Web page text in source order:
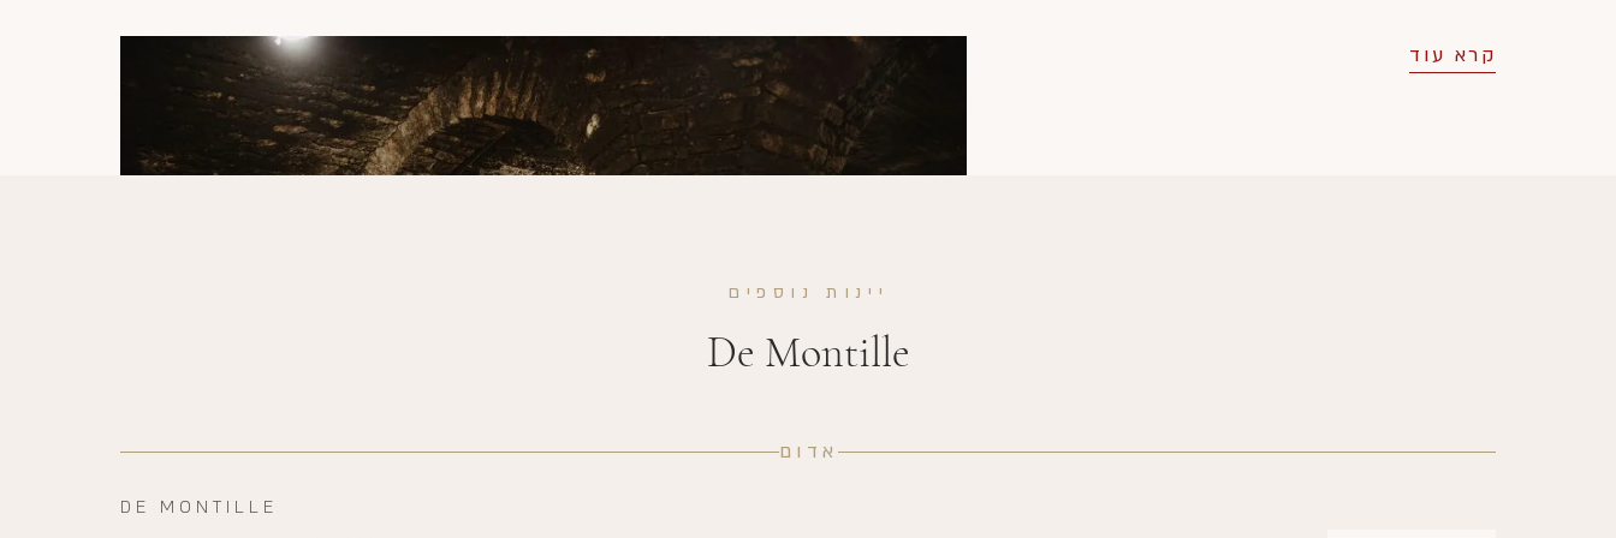
קרא עוד
יינות נוספים
De Montille
אדום
DE MONTILLE